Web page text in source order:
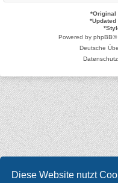
Diese Website nutzt
*Original
*Updated
*
Powered by phpBB®
Deutsche
Datenschutz